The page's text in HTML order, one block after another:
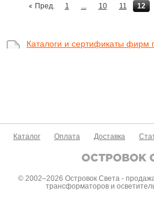
Пред. 1 ... 10 11 12
Каталоги и сертификаты фирм
Каталог Оплата Доставка
© 2002–2026 Островок Света -
трансформаторов и